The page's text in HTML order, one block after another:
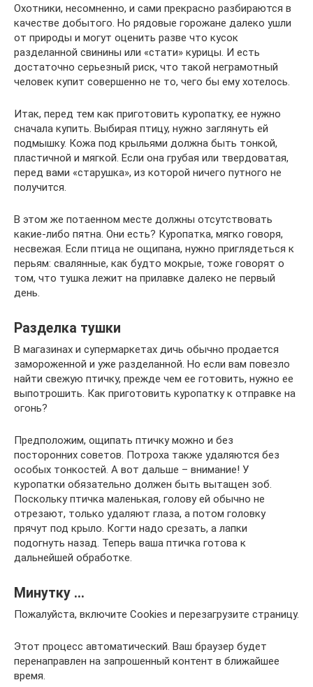
Охотники, несомненно, и сами прекрасно разбираются в
качестве добытого. Но рядовые горожане далеко ушли
от природы и могут оценить разве что кусок
разделанной свинины или «стати» курицы. И есть
достаточно серьезный риск, что такой неграмотный
человек купит совершенно не то, чего бы ему хотелось.
Итак, перед тем как приготовить куропатку, ее нужно
сначала купить. Выбирая птицу, нужно заглянуть ей
подмышку. Кожа под крыльями должна быть тонкой,
пластичной и мягкой. Если она грубая или твердоватая,
перед вами «старушка», из которой ничего путного не
получится.
В этом же потаенном месте должны отсутствовать
какие-либо пятна. Они есть? Куропатка, мягко говоря,
несвежая. Если птица не ощипана, нужно приглядеться к
перьям: свалянные, как будто мокрые, тоже говорят о
том, что тушка лежит на прилавке далеко не первый
день.
Разделка тушки
В магазинах и супермаркетах дичь обычно продается
замороженной и уже разделанной. Но если вам повезло
найти свежую птичку, прежде чем ее готовить, нужно ее
выпотрошить. Как приготовить куропатку к отправке на
огонь?
Предположим, ощипать птичку можно и без
посторонних советов. Потроха также удаляются без
особых тонкостей. А вот дальше – внимание! У
куропатки обязательно должен быть вытащен зоб.
Поскольку птичка маленькая, голову ей обычно не
отрезают, только удаляют глаза, а потом головку
прячут под крыло. Когти надо срезать, а лапки
подогнуть назад. Теперь ваша птичка готова к
дальнейшей обработке.
Минутку …
Пожалуйста, включите Cookies и перезагрузите страницу.
Этот процесс автоматический. Ваш браузер будет
перенаправлен на запрошенный контент в ближайшее
время.